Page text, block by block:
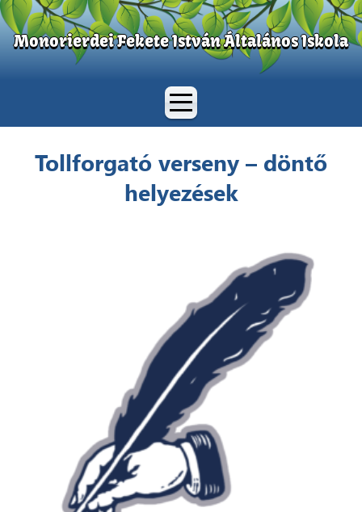
Monorierdei Fekete István Általános Iskola
Tollforgató verseny – döntő
helyezések